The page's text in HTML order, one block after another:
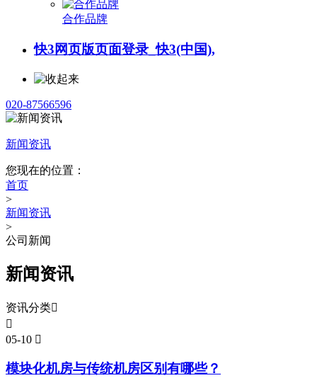
合作品牌
快3网页版页面登录_快3(中国),
020-87566596
新闻资讯
您现在的位置：
首页
>
新闻资讯
>
公司新闻
新闻资讯
资讯分类

05-10 
模块化机房与传统机房区别有哪些？